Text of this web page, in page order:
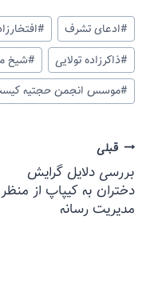
#ادعای تشرف #
#ذاکرزاده تولایی #شیخ
#موسس انجمن حجتیه
قبلی
بررسی دلایل گرایش
دختران به کیپاپ از منظر
مدیریت رسانه